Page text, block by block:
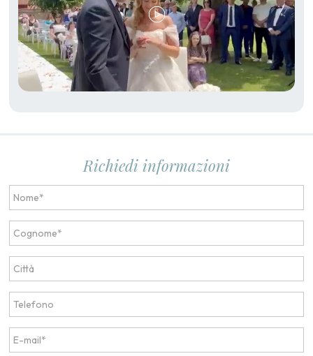
Richiedi informazioni